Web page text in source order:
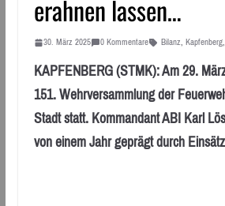
erahnen lassen…
30. März 2025 0 Kommentare Bilanz, Kapfenberg,
KAPFENBERG (STMK): Am 29.
151. Wehrversammlung der
Stadt statt. Kommandant ABI Karl
von einem Jahr geprägt durch